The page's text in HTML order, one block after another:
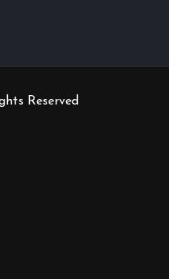
Reserved